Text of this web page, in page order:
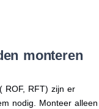
monteren
ROF, RFT) zijn er
nodig. Monteer alleen